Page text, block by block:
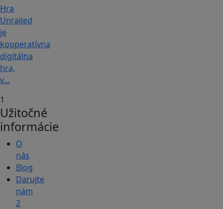
Hra
Unrailed
je
kooperatívna
digitálna
hra,
v…
1
Užitočné
informácie
O
nás
Blog
Darujte
nám
2